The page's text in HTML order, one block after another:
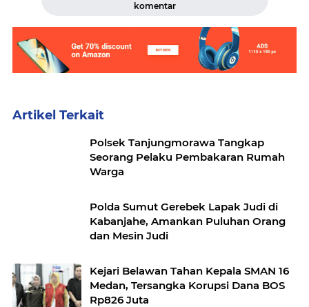
komentar
Artikel Terkait
Polsek Tanjungmorawa Tangkap
Seorang Pelaku Pembakaran Rumah
Warga
Polda Sumut Gerebek Lapak Judi di
Kabanjahe, Amankan Puluhan Orang
dan Mesin Judi
Kejari Belawan Tahan Kepala SMAN 16
Medan, Tersangka Korupsi Dana BOS
Rp826 Juta